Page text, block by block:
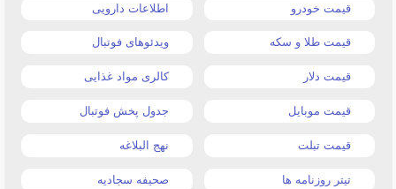
قیمت خودرو اطلاعات دارویی
قیمت طلا و سکه ویدئوهای فوتبال
قیمت دلار کالری مواد غذایی
قیمت موبایل جدول پخش فوتبال
قیمت تبلت نهج البلاغه
تیتر روزنامه ها صحیفه سجادیه